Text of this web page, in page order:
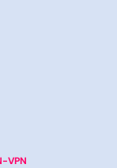
VPN